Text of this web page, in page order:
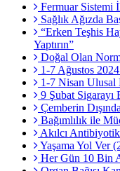
Fermuar Sistemi
Sağlık Ağızda
“Erken Teşhis
Yaptırın”
Doğal Olan
1-7 Ağustos
1-7 Nisan Ulusal
9 Şubat Sigarayı
Çemberin
Bağımlılık ile
Akılcı
Yaşama Yol Ver
Her Gün 10 Bin